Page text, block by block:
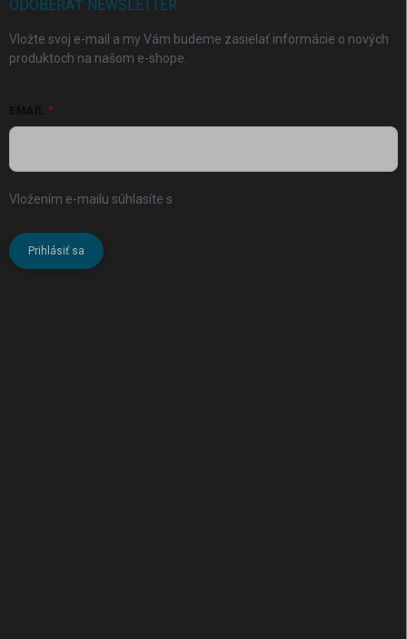
ODOBERAŤ NEWSLETTER
Vložte svoj e-mail a my Vám budeme zasielať informácie o nových
produktoch na našom e-shope.
Vložením e-mailu súhlasíte s
Prihlásiť sa